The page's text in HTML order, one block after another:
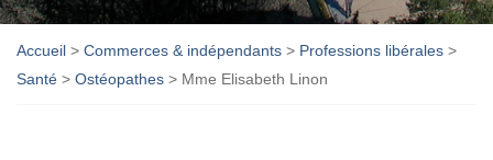
Accueil > Commerces & indépendants > Professions libérales >
Santé > Ostéopathes > Mme Elisabeth Linon